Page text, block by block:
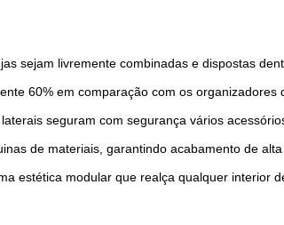
sejam livremente combinadas e dispostas
60% em comparação com os organizadores
seguram com segurança vários
de materiais, garantindo acabamento de
estética modular que realça qualquer interior